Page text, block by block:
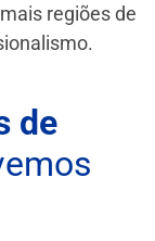
regiões de
de